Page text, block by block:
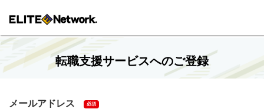
転職支援サービスへのご登録
メールアドレス